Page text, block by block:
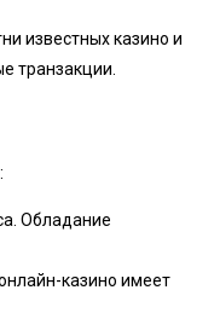
известных казино и
транзакции.
Обладание
казино имеет